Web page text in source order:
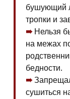
бушующий
тропки и
Нельзя
на межах
бедности.
сушиться